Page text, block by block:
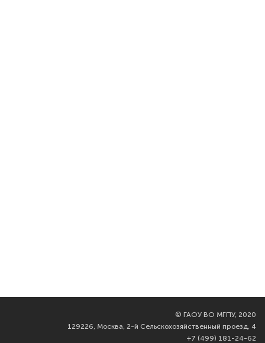
© ГАОУ ВО МГПУ, 2020
129226, Москва, 2-й Сельскохозяйственный проезд, 4
+7 (499) 181-24-62